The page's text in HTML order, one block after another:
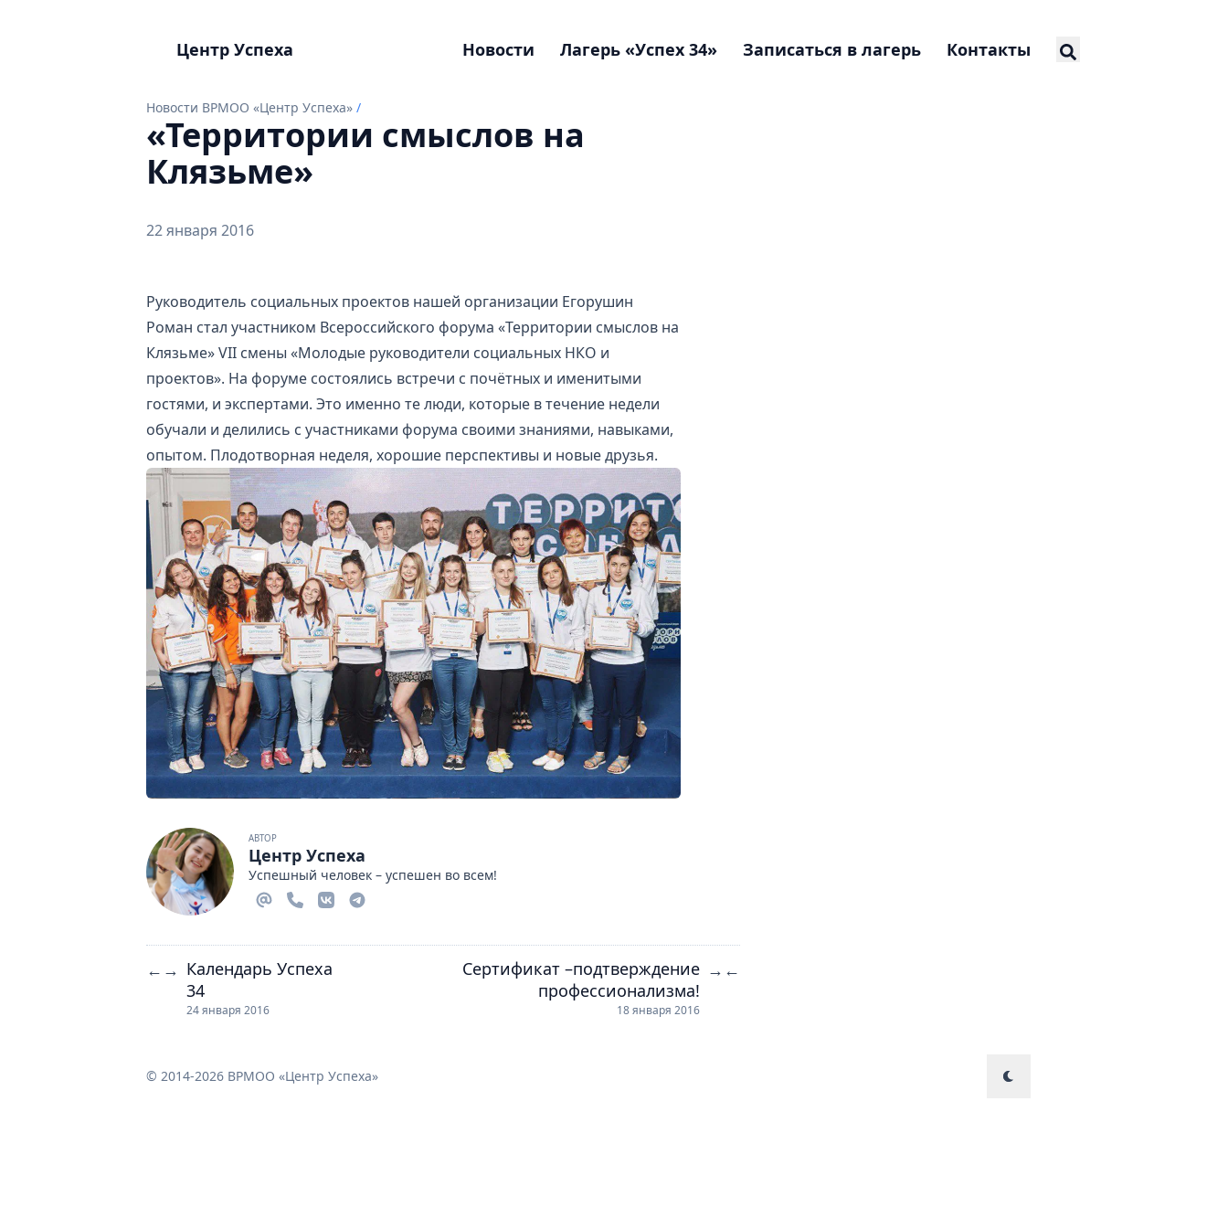
Центр Успеха Новости Лагерь «Успех 34» Записаться в лагерь Контакты
Новости ВРМОО «Центр Успеха» /
«Территории смыслов на
Клязьме»
22 января 2016
Руководитель социальных проектов нашей организации Егорушин
Роман стал участником Всероссийского форума «Территории смыслов на
Клязьме» VII смены «Молодые руководители социальных НКО и
проектов». На форуме состоялись встречи с почётных и именитыми
гостями, и экспертами. Это именно те люди, которые в течение недели
обучали и делились с участниками форума своими знаниями, навыками,
опытом. Плодотворная неделя, хорошие перспективы и новые друзья.
АВТОР
Центр Успеха
Успешный человек – успешен во всем!
← → Календарь Успеха
34
24 января 2016
Сертификат –подтверждение
профессионализма!
18 января 2016
→ ←
© 2014-2026 ВРМОО «Центр Успеха»